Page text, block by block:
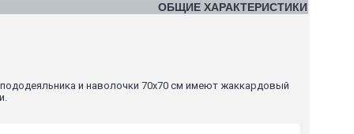
ОБЩИЕ ХАРАКТЕРИСТИКИ
и наволочки 70х70 см имеют жаккардовый